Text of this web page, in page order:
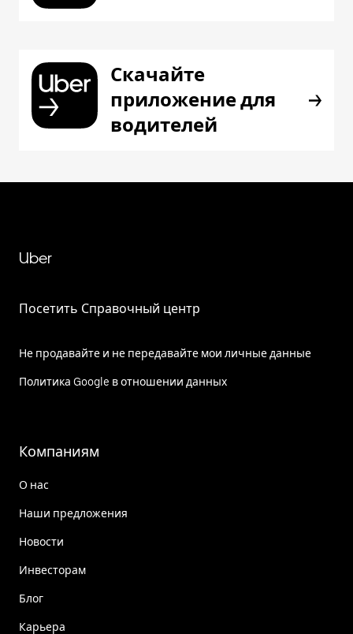
Скачайте
приложение для
водителей
Uber
Посетить Справочный центр
Не продавайте и не передавайте мои личные данные
Политика Google в отношении данных
Компаниям
О нас
Наши предложения
Новости
Инвесторам
Блог
Карьера